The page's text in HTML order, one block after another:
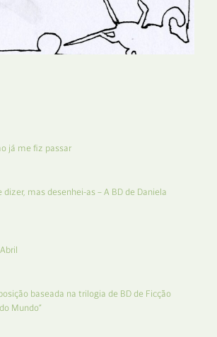
já me fiz passar
mas desenhei-as – A BD de Daniela
baseada na trilogia de BD de Ficção
Mundo”